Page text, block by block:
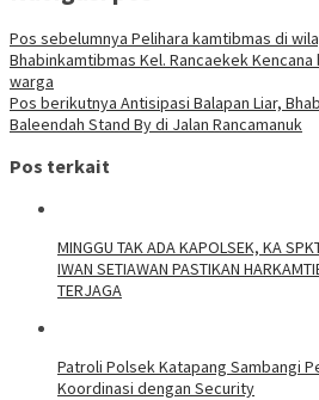
Pos sebelumnya Pelihara kamtibmas di
Bhabinkamtibmas Kel. Rancaekek
warga
Pos berikutnya Antisipasi Balapan Liar,
Baleendah Stand By di Jalan Rancamanuk
Pos terkait
MINGGU TAK ADA KAPOLSEK, KA
IWAN SETIAWAN PASTIKAN
TERJAGA
‎Patroli Polsek Katapang Sambangi
Koordinasi dengan Security